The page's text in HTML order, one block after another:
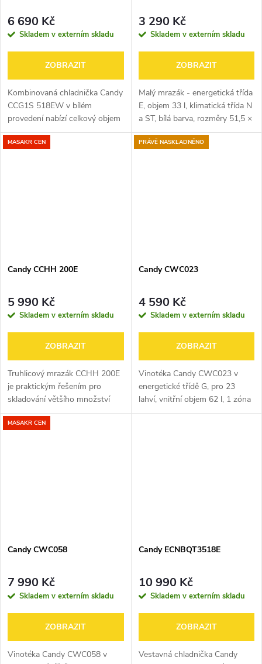
6 690 Kč
Skladem v externím skladu
ZOBRAZIT
Kombinovaná chladnička Candy
CCG1S 518EW v bílém
provedení nabízí celkový objem
252 l. Chladicí část o objemu
188 l je vybavena 3+1
3 290 Kč
Skladem v externím skladu
ZOBRAZIT
Malý mrazák - energetická třída
E, objem 33 l, klimatická třída N
a ST, bílá barva, rozměry 51,5 ×
44 × 47,4 cm (V×Š×H)
Poškozený přepravní obal
MASAKR CEN
Candy CCHH 200E
5 990 Kč
Skladem v externím skladu
ZOBRAZIT
Truhlicový mrazák CCHH 200E
je praktickým řešením pro
skladování většího množství
potravin. S objemem 196 litrů a
mrazicím výkonem 9 kg za 24
PRÁVĚ NASKLADNĚNO
Candy CWC023
4 590 Kč
Skladem v externím skladu
ZOBRAZIT
Vinotéka Candy CWC023 v
energetické třídě G, pro 23
lahví, vnitřní objem 62 l, 1 zóna
chlazení, 3 police, displej,
MASAKR CEN
Candy CWC058
7 990 Kč
Skladem v externím skladu
ZOBRAZIT
Vinotéka Candy CWC058 v
Candy ECNBQT3518E
10 990 Kč
Skladem v externím skladu
ZOBRAZIT
Vestavná chladnička Candy